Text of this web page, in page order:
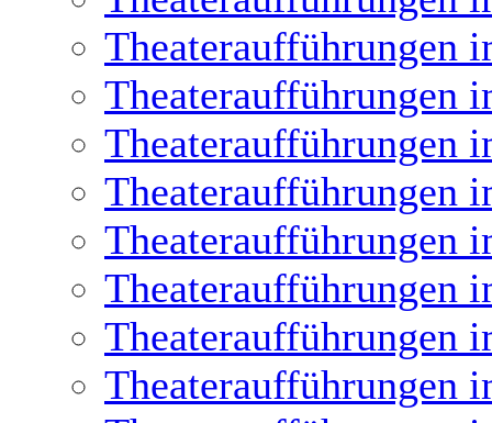
Theateraufführungen
Theateraufführungen
Theateraufführungen
Theateraufführungen
Theateraufführungen
Theateraufführungen
Theateraufführungen
Theateraufführungen